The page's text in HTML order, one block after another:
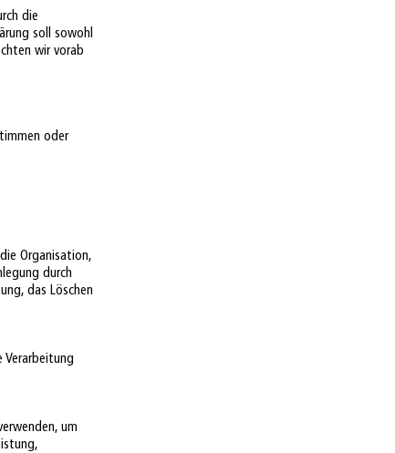
die
soll sowohl
wir vorab
oder
Organisation,
durch
das Löschen
Verarbeitung
um